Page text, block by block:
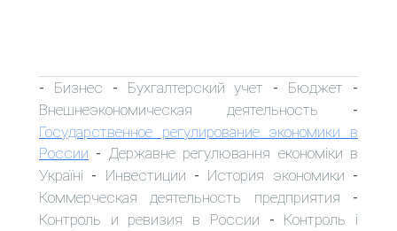
- Бизнес - Бухгалтерский учет - Бюджет -
Внешнеэкономическая деятельность -
Государственное регулирование экономики в
России - Державне регулювання економіки в
Україні - Инвестиции - История экономики -
Коммерческая деятельность предприятия -
Контроль и ревизия в России - Контроль і